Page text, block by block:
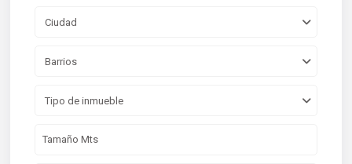
Ciudad
Barrios
Tipo de inmueble